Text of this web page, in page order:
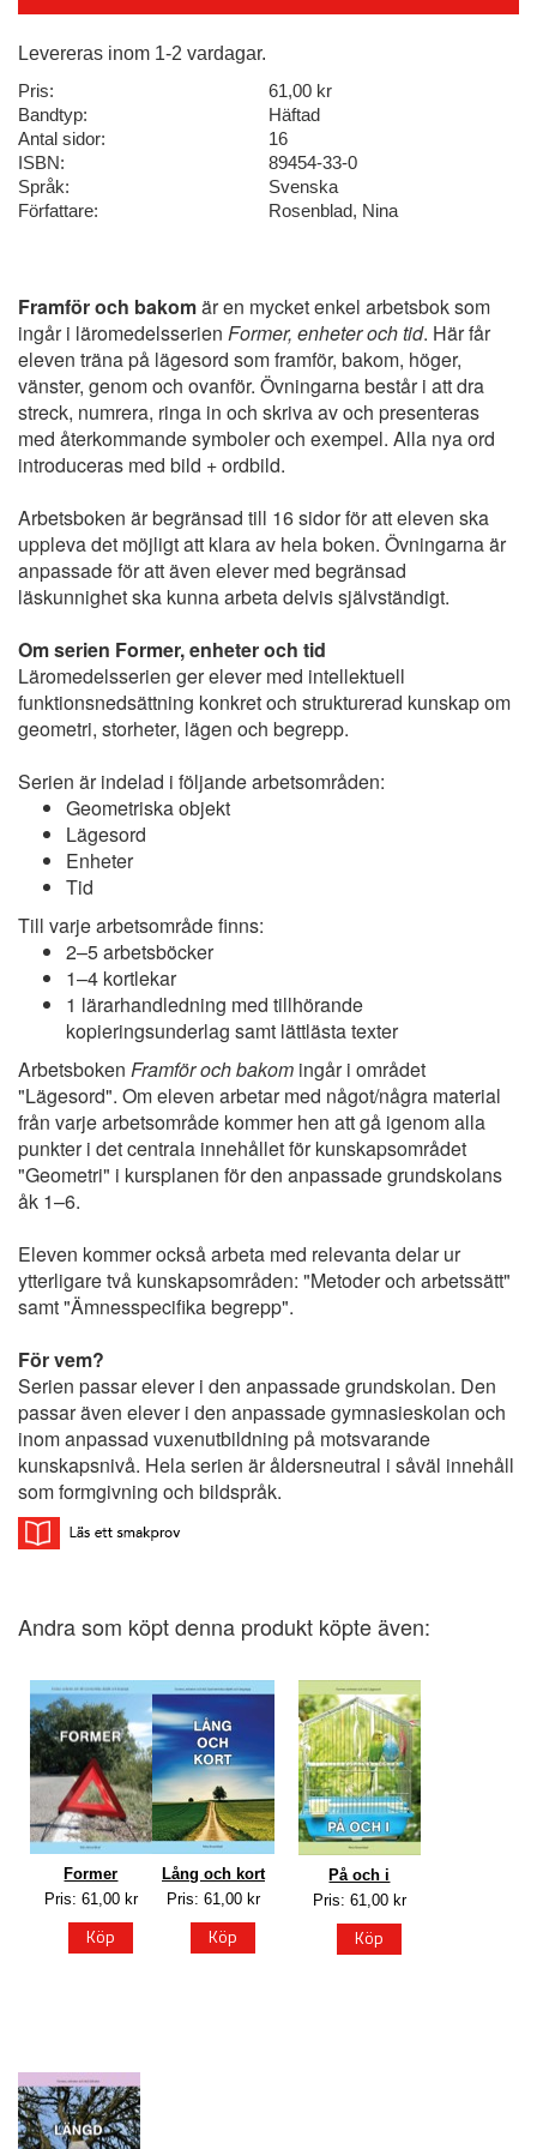
Levereras inom 1-2 vardagar.
Pris:
61,00 kr
Bandtyp:
Häftad
Antal sidor:
16
ISBN:
89454-33-0
Språk:
Svenska
Författare:
Rosenblad, Nina
Framför och bakomär en mycket enkel arbetsbok som
ingår i läromedelsserien Former, enheter och tid. Här får
eleven träna på lägesord som framför, bakom, höger,
vänster, genom och ovanför. Övningarna består i att dra
streck, numrera, ringa in och skriva av och presenteras
med återkommande symboler och exempel. Alla nya ord
introduceras med bild + ordbild.
Arbetsboken är begränsad till 16 sidor för att eleven ska
uppleva det möjligt att klara av hela boken. Övningarna är
anpassade för att även elever med begränsad
läskunnighet ska kunna arbeta delvis självständigt.
Om serien Former, enheter och tid
Läromedelsserien ger elever med intellektuell
funktionsnedsättning konkret och strukturerad kunskap om
geometri, storheter, lägen och begrepp.
Serien är indelad i följande arbetsområden:
Geometriska objekt
Lägesord
Enheter
Tid
Till varje arbetsområde finns:
2–5 arbetsböcker
1–4 kortlekar
1 lärarhandledning med tillhörande
kopieringsunderlag samt lättlästa texter
Arbetsboken Framför och bakom ingår i området
"Lägesord". Om eleven arbetar med något/några material
från varje arbetsområde kommer hen att gå igenom alla
punkter i det centrala innehållet för kunskapsområdet
"Geometri" i kursplanen för den anpassade grundskolans
åk 1–6.
Eleven kommer också arbeta med relevanta delar ur
ytterligare två kunskapsområden: "Metoder och arbetssätt"
samt "Ämnesspecifika begrepp".
För vem?
Serien passar elever i den anpassade grundskolan. Den
passar även elever i den anpassade gymnasieskolan och
inom anpassad vuxenutbildning på motsvarande
kunskapsnivå. Hela serien är åldersneutral i såväl innehåll
som formgivning och bildspråk.
Andra som köpt denna produkt köpte även:
Former
Pris: 61,00 kr
Köp
Lång och kort
Pris: 61,00 kr
Köp
På och i
Pris: 61,00 kr
Köp